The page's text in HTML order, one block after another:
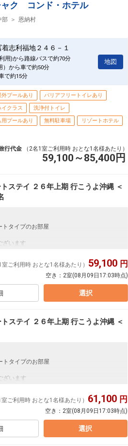
ャク コンド・ホテル
部 恩納村
志利福地２４６－１
用)から路線バスで約70分
）から車で約50分
で約15分
地図
外プールあり
バリアフリートイレあり
イクラス
洗浄付トイレ
用プールあり 無料駐車場 リゾートホテル
行代金 （2名1室ご利用時 おとな1名様あたり）
59,100～85,400 円
ステイ ２６年上期 行こうよ沖縄 ＜
トタイプのお部屋
ざいます
室タイプ・食事条件・プラン・氏名・人
割引は適用されません。
いただいた後表示される「空室照会結果確
います
室タイプ・食事条件・プラン・氏名・人
ます
室ご利用時 おとな1名様あたり） 59,100 円
空き： 2室(08月09日17:03時点)
選択
ステイ ２６年上期 行こうよ沖縄 ＜
トタイプのお部屋
ざいます
室タイプ・食事条件・プラン・氏名・人
割引は適用されません。
いただいた後表示される「空室照会結果確
室ご利用時 おとな1名様あたり） 61,100 円
空き： 2室(08月09日17:03時点)
選択